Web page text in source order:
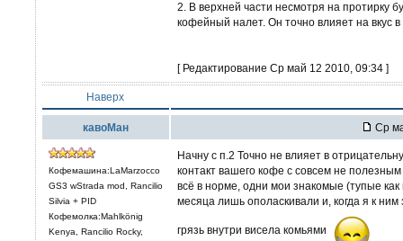
2. В верхней части несмотря на протирку
кофейный налет. Он точно влияет на вкус
[ Редактирование Ср май 12 2010, 09:34 ]
Наверх
кавоМан Ср
Кофемашина:LaMarzocco
GS3 wStrada mod, Rancilio
Silvia + PID
Кофемолка:Mahlkönig
Kenya, Rancilio Rocky,
Начну с п.2 Точно не влияет в
контакт вашего кофе с совсем не
всё в норме, одни мои знакомые (тупые
месяца лишь ополаскивали и, когда я к
грязь внутри висела комьями